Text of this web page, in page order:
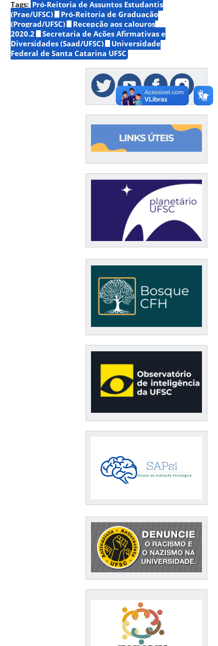
Tags: Pró-Reitoria de Assuntos Estudantis
(Prae/UFSC)
Pró-Reitoria de Graduação
(Prograd/UFSC)
Recepção aos calouros
2020.2
Secretaria de Ações Afirmativas e
Diversidades (Saad/UFSC)
Universidade
Federal de Santa Catarina UFSC